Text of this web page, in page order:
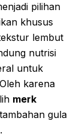
pilihan
khusus
lembut
nutrisi
untuk
karena
merk
gula